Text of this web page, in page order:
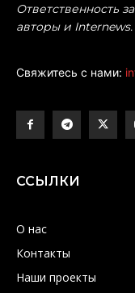
Ответственность
авторы и Internews.
Свяжитесь с нами:
ССЫЛКИ
О нас
Контакты
Наши проекты